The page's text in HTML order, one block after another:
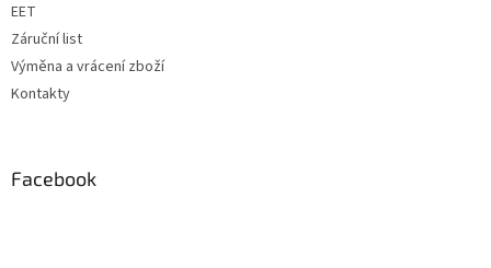
EET
Záruční list
Výměna a vrácení zboží
Kontakty
Facebook